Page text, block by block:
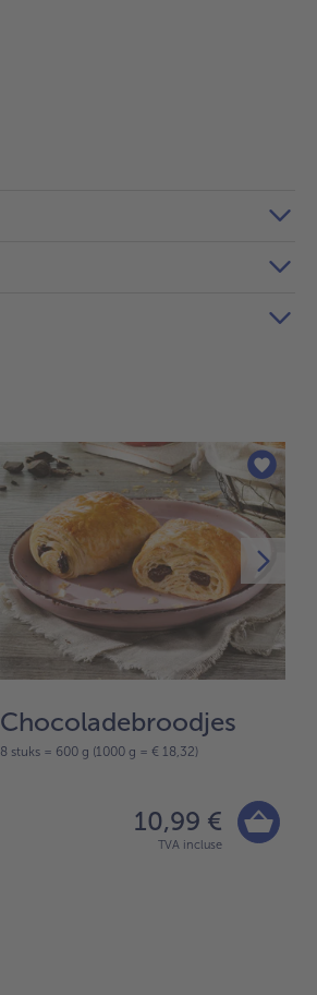
Chocoladebroodjes
8 stuks = 600 g (1000 g = € 18,32)
10,99 €
TVA incluse